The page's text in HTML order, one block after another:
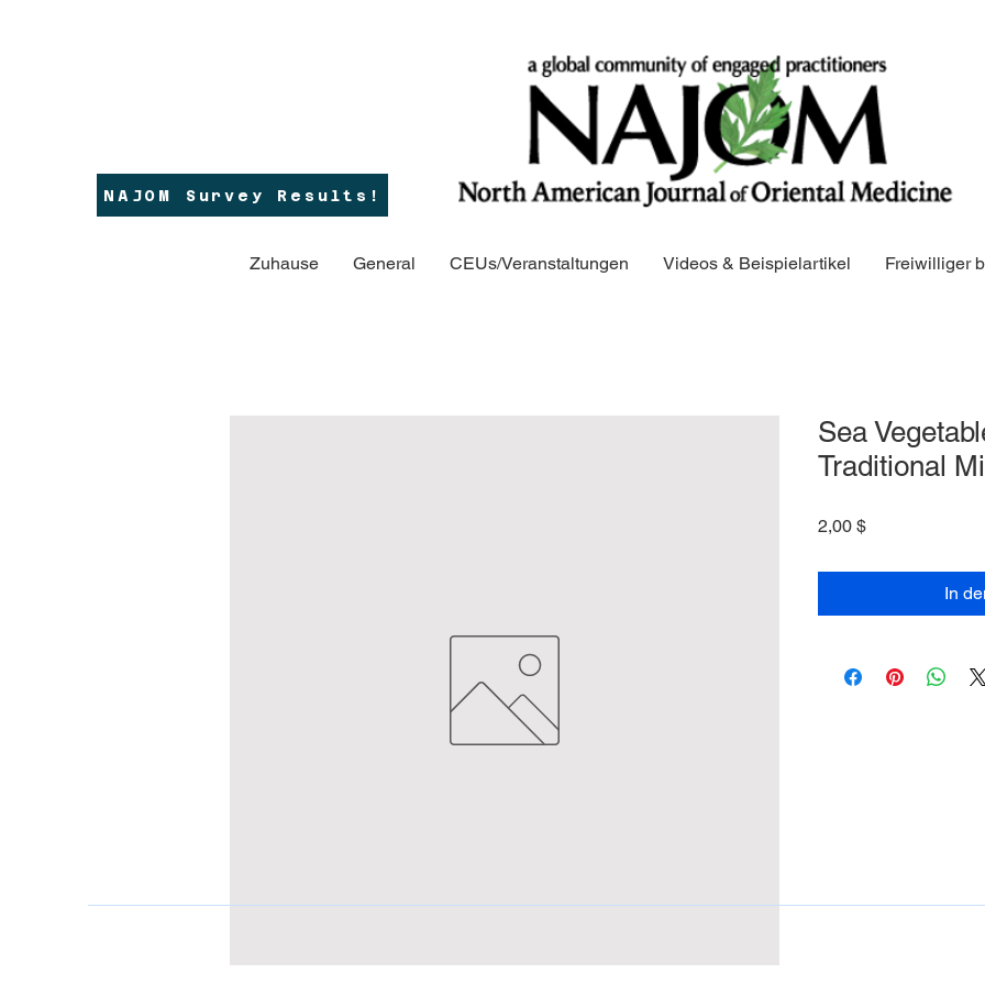
NAJOM Survey Results!
Zuhause General CEUs/Veranstaltungen Videos & Beispielartikel Freiwilliger
Sea
Traditional
2,00 $Preis
In